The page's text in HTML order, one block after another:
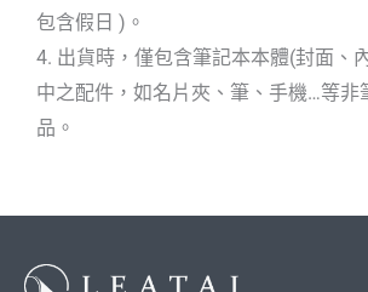
包含假日 )。
4. 出貨時，僅包含筆記本本體(封面、
中之配件，如名片夾、筆、手機…等非
品。